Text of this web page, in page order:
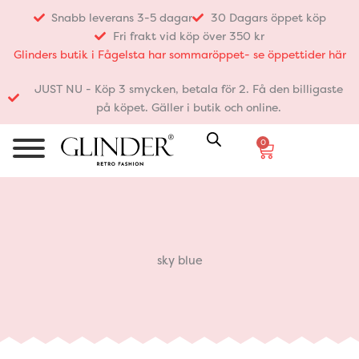
innehåll
Snabb leverans 3-5 dagar
30 Dagars öppet köp
Fri frakt vid köp över 350 kr
Glinders butik i Fågelsta har sommaröppet- se öppettider här
JUST NU - Köp 3 smycken, betala för 2. Få den billigaste
på köpet. Gäller i butik och online.
0
Varukorg
sky blue